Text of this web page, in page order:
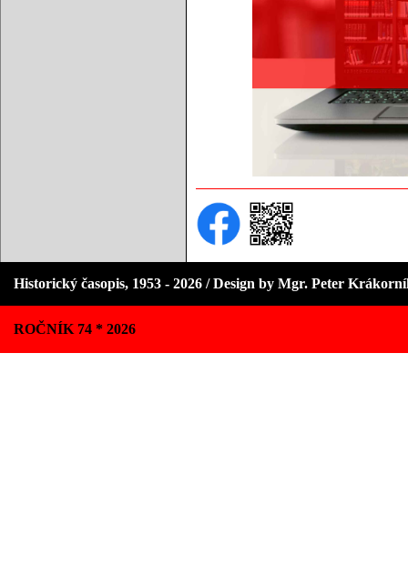
Historický časopis, 1953 - 2026 / Design by Mgr. Peter
ROČNÍK 74 * 2026